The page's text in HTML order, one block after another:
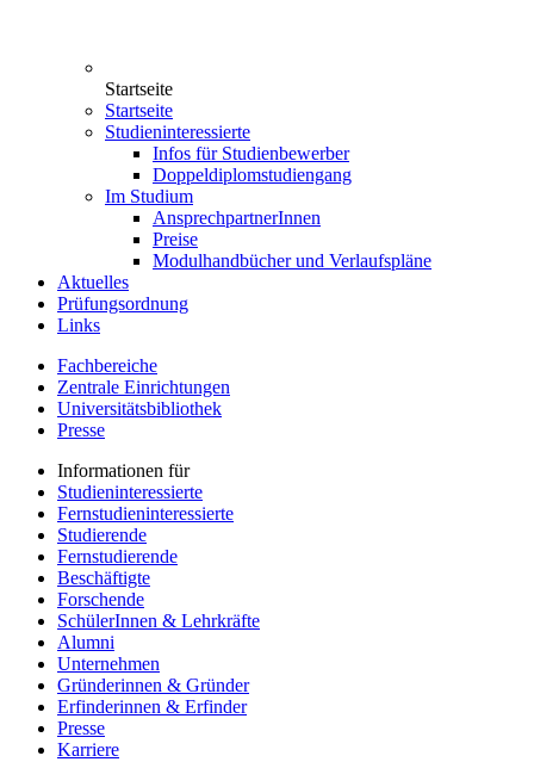
Startseite
Startseite
Studieninteressierte
Infos für Studienbewerber
Doppeldiplomstudiengang
Im Studium
AnsprechpartnerInnen
Preise
Modulhandbücher und Verlaufspläne
Aktuelles
Prüfungsordnung
Links
Fachbereiche
Zentrale Einrichtungen
Universitätsbibliothek
Presse
Informationen für
Studieninteressierte
Fernstudieninteressierte
Studierende
Fernstudierende
Beschäftigte
Forschende
SchülerInnen & Lehrkräfte
Alumni
Unternehmen
Gründerinnen & Gründer
Erfinderinnen & Erfinder
Presse
Karriere